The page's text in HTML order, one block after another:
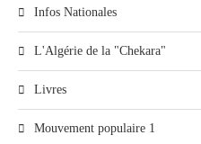
Infos Nationales
L'Algérie de la "Chekara"
Livres
Mouvement populaire 1